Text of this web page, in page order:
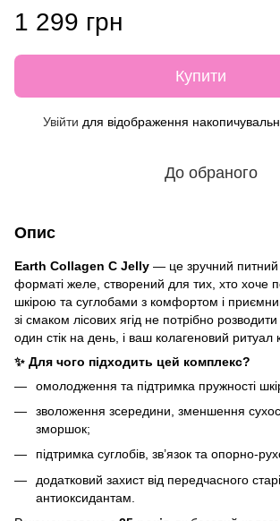
1 299 грн
Купити
Увійти для відображення
До обраного
Опис
Earth Collagen C Jelly — це зручний питний
форматі желе, створений для тих, хто хоче
шкірою та суглобами з комфортом і
зі смаком лісових ягід не потрібно
один стік на день, і ваш колагеновий ритуал
✨ Для чого підходить цей комплекс?
омолодження та підтримка пружності
зволоження зсередини, зменшення
зморшок;
підтримка суглобів, зв’язок та
додатковий захист від передчасного
антиоксидантам.